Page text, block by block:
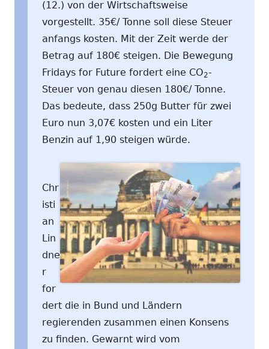
(12.) von der Wirtschaftsweise
vorgestellt. 35€/ Tonne soll diese Steuer
anfangs kosten. Mit der Zeit werde der
Betrag auf 180€ steigen. Die Bewegung
Fridays for Future fordert eine CO2-
Steuer von genau diesen 180€/ Tonne.
Das bedeute, dass 250g Butter für zwei
Euro nun 3,07€ kosten und ein Liter
Benzin auf 1,90 steigen würde.
Chr
isti
an
Lin
dne
r
for
dert die in Bund und Ländern
regierenden zusammen einen Konsens
zu finden. Gewarnt wird vom